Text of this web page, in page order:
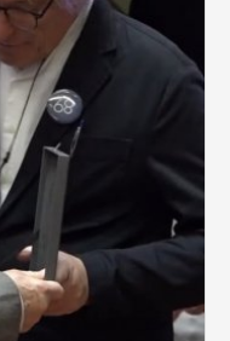
zařadit.
byly